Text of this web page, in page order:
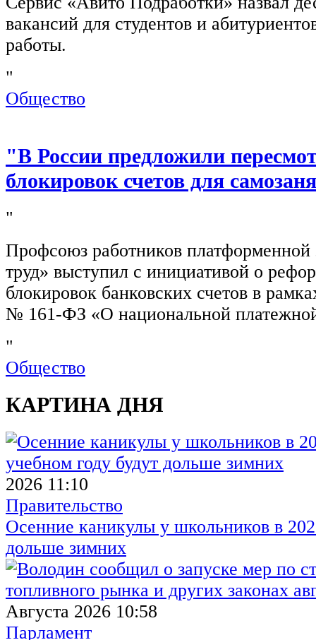
вакансий для студентов и
работы.
"
Общество
"В России предложили
блокировок счетов для
"
Профсоюз работников
труд» выступил с инициативой о
блокировок банковских счетов в
№ 161-ФЗ «О национальной
"
Общество
КАРТИНА ДНЯ
2026 11:10
Правительство
Осенние каникулы у школьников в
дольше зимних
Августа 2026 10:58
Парламент